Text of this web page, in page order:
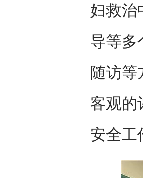
妇救治
导等多
随访等
客观的
安全工